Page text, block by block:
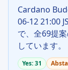
Cardano
06-12 21:00
で、全69提
しています。
Yes: 31